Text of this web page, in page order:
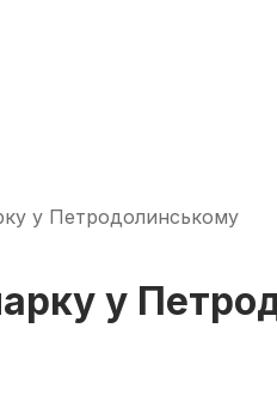
у Петродолинському
у